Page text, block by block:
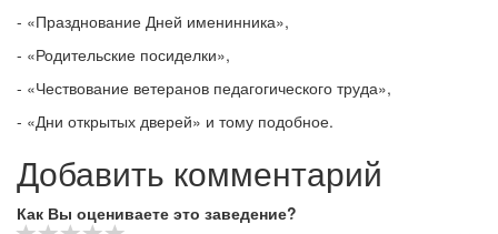
- «Празднование Дней именинника»,
- «Родительские посиделки»,
- «Чествование ветеранов педагогического труда»,
- «Дни открытых дверей» и тому подобное.
Добавить комментарий
Как Вы оцениваете это заведение?